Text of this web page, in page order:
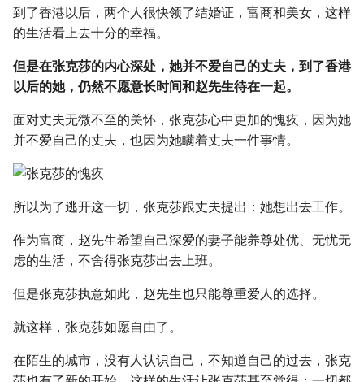
到了香港以后，两个人很快领了结婚证，富商和美女，这样
的生活看上去十分的幸福。
但是在张克莎的内心深处，她并不爱自己的丈夫，到了香港
以后的她，仍然不愿意长时间和赵先生待在一起。
面对丈夫无微不至的关怀，张克莎心中更加的愧疚，因为她
并不爱自己的丈夫，也因为她瞒着丈夫一件事情。
所以为了逃开这一切，张克莎跟丈夫提出：她想出去工作。
作为富商，赵先生希望自己深爱的妻子能养尊处优、无忧无
虑的生活，不舍得张克莎出去上班。
但是张克莎执意如此，赵先生也只能尊重爱人的选择。
就这样，张克莎如愿自由了。
在陌生的城市，没有人认识自己，不知道自己的过去，张克